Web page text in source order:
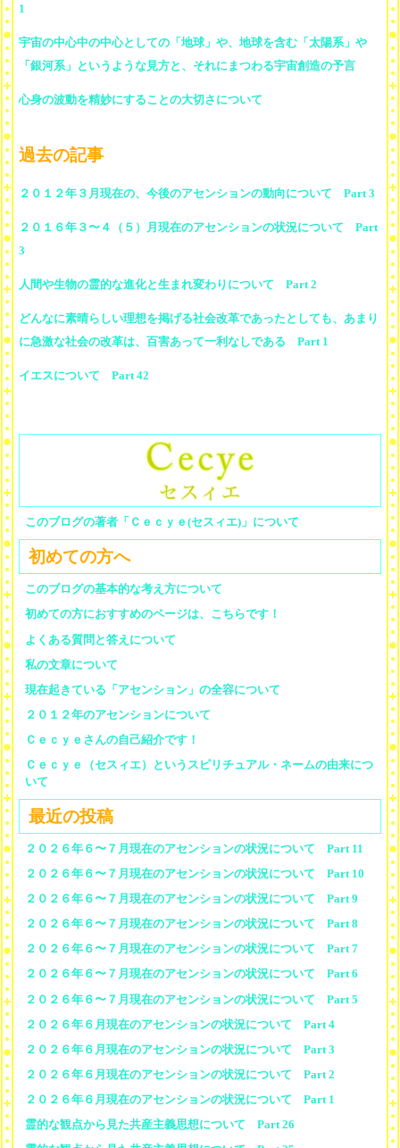
1
宇宙の中心中の中心としての「地球」や、地球を含む「太陽系」や
「銀河系」というような見方と、それにまつわる宇宙創造の予言
心身の波動を精妙にすることの大切さについて
過去の記事
２０１２年３月現在の、今後のアセンションの動向について Part 3
２０１６年３〜４（５）月現在のアセンションの状況について Part
3
人間や生物の霊的な進化と生まれ変わりについて Part 2
どんなに素晴らしい理想を掲げる社会改革であったとしても、あまり
に急激な社会の改革は、百害あって一利なしである Part 1
イエスについて Part 42
このブログの著者「Ｃｅｃｙｅ(セスィエ)」について
初めての方へ
このブログの基本的な考え方について
初めての方におすすめのページは、こちらです！
よくある質問と答えについて
私の文章について
現在起きている「アセンション」の全容について
２０１２年のアセンションについて
Ｃｅｃｙｅさんの自己紹介です！
Ｃｅｃｙｅ（セスィエ）というスピリチュアル・ネームの由来につ
いて
最近の投稿
２０２６年６〜７月現在のアセンションの状況について Part 11
２０２６年６〜７月現在のアセンションの状況について Part 10
２０２６年６〜７月現在のアセンションの状況について Part 9
２０２６年６〜７月現在のアセンションの状況について Part 8
２０２６年６〜７月現在のアセンションの状況について Part 7
２０２６年６〜７月現在のアセンションの状況について Part 6
２０２６年６〜７月現在のアセンションの状況について Part 5
２０２６年６月現在のアセンションの状況について Part 4
２０２６年６月現在のアセンションの状況について Part 3
２０２６年６月現在のアセンションの状況について Part 2
２０２６年６月現在のアセンションの状況について Part 1
霊的な観点から見た共産主義思想について Part 26